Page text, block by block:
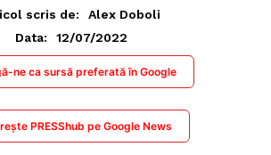
scris de:
Alex Doboli
Data:
12/07/2022
ne ca sursă preferată în Google
PRESShub pe Google News